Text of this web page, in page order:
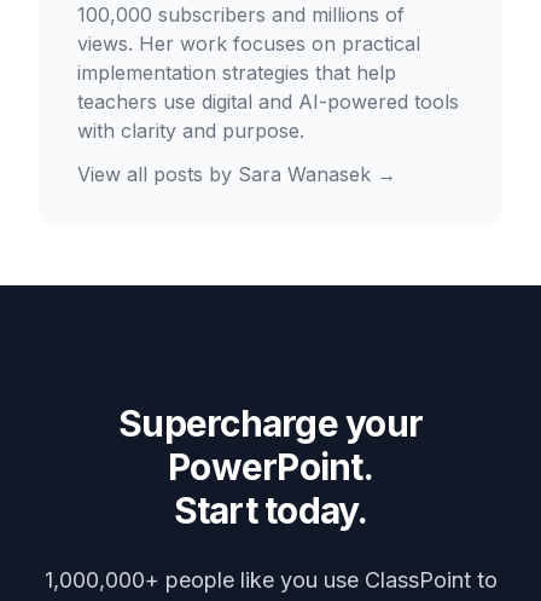
100,000 subscribers and millions of
views. Her work focuses on practical
implementation strategies that help
teachers use digital and AI-powered tools
with clarity and purpose.
View all posts by Sara Wanasek →
Supercharge your
PowerPoint.
Start today.
1,000,000+ people like you use ClassPoint to